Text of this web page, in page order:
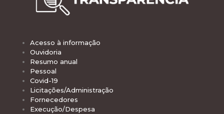
Acesso à informação
Ouvidoria
Resumo anual
Pessoal
Covid-19
Licitações/Administração
Fornecedores
Execução/Despesa